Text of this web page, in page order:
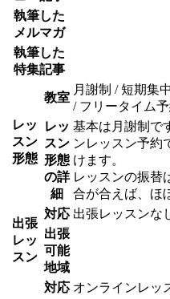
執筆した
メルマガ
執筆した
特集記事
レッ
スン
形態
教室
月謝制 / 短期集
/ フリータイム
レッ
スン
形態
の詳
細
基本は月謝制で
ンレッスン予約
けます。
レッスンの振替
合が合えば、ほ
出張
レッ
スン
対応 出張レッスンな
出張
可能
地域
対応 オンラインレッ